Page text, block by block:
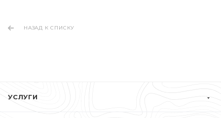
НАЗАД К СПИСКУ
УСЛУГИ